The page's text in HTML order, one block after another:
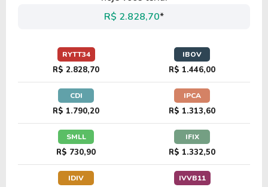
R$ 2.828,70*
RYTT34
R$ 2.828,70
IBOV
R$ 1.446,00
CDI
R$ 1.790,20
IPCA
R$ 1.313,60
SMLL
R$ 730,90
IFIX
R$ 1.332,50
IDIV IVVB11